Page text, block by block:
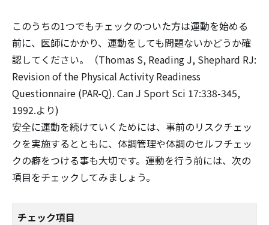
このうちの1つでもチェックのついた方は運動を始める
前に、医師にかかり、運動をしても問題ないかどうか確
認してください。（Thomas S, Reading J, Shephard RJ:
Revision of the Physical Activity Readiness
Questionnaire (PAR-Q). Can J Sport Sci 17:338-345,
1992.より)
安全に運動を続けていくためには、事前のリスクチェッ
クを実施するとともに、体調管理や体調のセルフチェッ
クの癖をつける事も大切です。運動を行う前には、次の
項目をチェックしてみましょう。
チェック項目